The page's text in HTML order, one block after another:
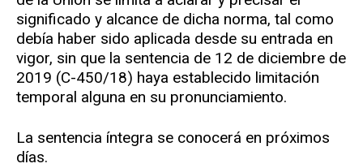
significado y alcance de dicha norma, tal como
debía haber sido aplicada desde su entrada en
vigor, sin que la sentencia de 12 de diciembre de
2019 (C-450/18) haya establecido limitación
temporal alguna en su pronunciamiento.
La sentencia íntegra se conocerá en próximos
días.